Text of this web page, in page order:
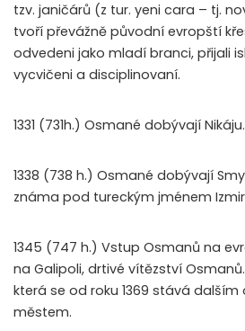
tzv. janičárů (z tur. yeni cara – tj.
tvoří převážně původní evropští
odvedeni jako mladí branci, přijali
vycvičeni a disciplinovaní.
1331 (731h.) Osmané dobývají Nikáju.
1338 (738 h.) Osmané dobývají
známa pod tureckým jménem
1345 (747 h.) Vstup Osmanů na
na Galipoli, drtivé vítězství
která se od roku 1369 stává
městem.